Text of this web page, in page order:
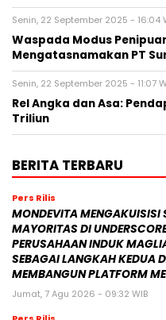
Senin, 22 September 2025 - 16:04
Waspada Modus
Mengatasnamakan PT
Senin, 22 September 2025 - 11:07
Rel Angka dan Asa:
Triliun
BERITA TERBARU
Pers Rilis
MONDEVITA MENGAKUISISI
MAYORITAS DI
PERUSAHAAN INDUK
SEBAGAI LANGKAH KEDUA
MEMBANGUN PLATFORM
Jumat, 7 Agu 2026 - 09:32 WIB